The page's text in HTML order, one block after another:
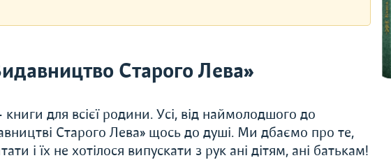
Старого Лева»
для всієї родини. Усі, від наймолодшого до
Старого Лева» щось до душі. Ми дбаємо про те,
і їх не хотілося випускати з рук ані дітям, ані батькам!